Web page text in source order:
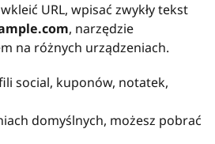
URL, wpisać zwykły tekst
, narzędzie
na różnych urządzeniach.
social, kuponów, notatek,
domyślnych, możesz pobrać